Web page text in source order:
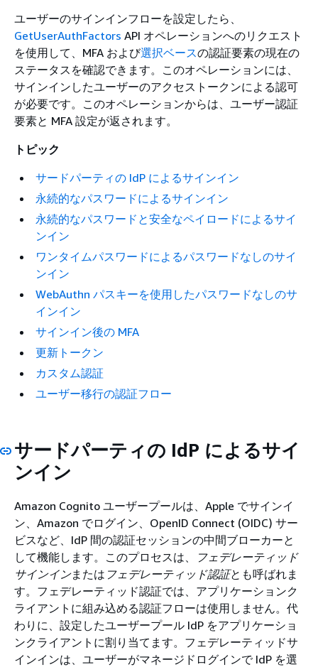
ユーザーのサインインフローを設定したら、
GetUserAuthFactors API オペレーションへのリクエスト
を使用して、MFA および選択ベースの認証要素の現在の
ステータスを確認できます。このオペレーションには、
サインインしたユーザーのアクセストークンによる認可
が必要です。このオペレーションからは、ユーザー認証
要素と MFA 設定が返されます。
トピック
サードパーティの IdP によるサインイン
永続的なパスワードによるサインイン
永続的なパスワードと安全なペイロードによるサイ
ンイン
ワンタイムパスワードによるパスワードなしのサイ
ンイン
WebAuthn パスキーを使用したパスワードなしのサ
インイン
サインイン後の MFA
更新トークン
カスタム認証
ユーザー移行の認証フロー
サードパーティの IdP によるサイ
ンイン
Amazon Cognito ユーザープールは、Apple でサインイ
ン、Amazon でログイン、OpenID Connect (OIDC) サー
ビスなど、IdP 間の認証セッションの中間ブローカーと
して機能します。このプロセスは、
フェデレーティッド
サインインまたは フェデレーティッド認証とも呼ばれま
す。フェデレーティッド認証では、アプリケーションク
ライアントに組み込める認証フローは使用しません。代
わりに、設定したユーザープール IdP をアプリケーショ
ンクライアントに割り当てます。フェデレーティッドサ
インインは、ユーザーがマネージドログインで IdP を選